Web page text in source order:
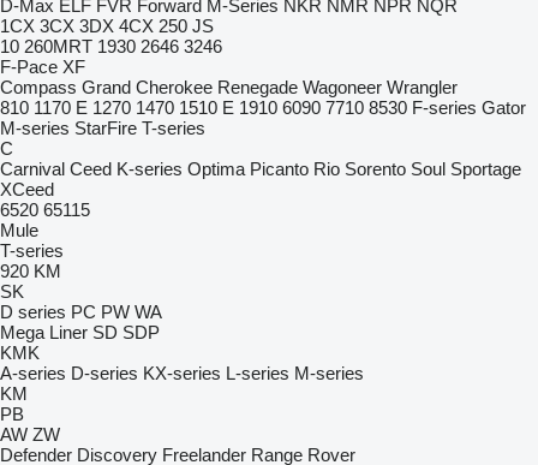
D-Max ELF FVR Forward M-Series NKR NMR NPR NQR
1CX 3CX 3DX 4CX 250 JS
10 260MRT 1930 2646 3246
F-Pace XF
Compass Grand Cherokee Renegade Wagoneer Wrangler
810 1170 E 1270 1470 1510 E 1910 6090 7710 8530 F-series Gator
M-series StarFire T-series
C
Carnival Ceed K-series Optima Picanto Rio Sorento Soul Sportage
XCeed
6520 65115
Mule
T-series
920 KM
SK
D series PC PW WA
Mega Liner SD SDP
KMK
A-series D-series KX-series L-series M-series
KM
PB
AW ZW
Defender Discovery Freelander Range Rover